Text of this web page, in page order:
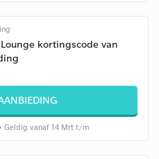
kortingscode van
Geldig vanaf 14 Mrt t/m